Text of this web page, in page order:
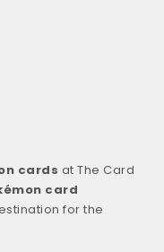
cards at The Card
card
for the